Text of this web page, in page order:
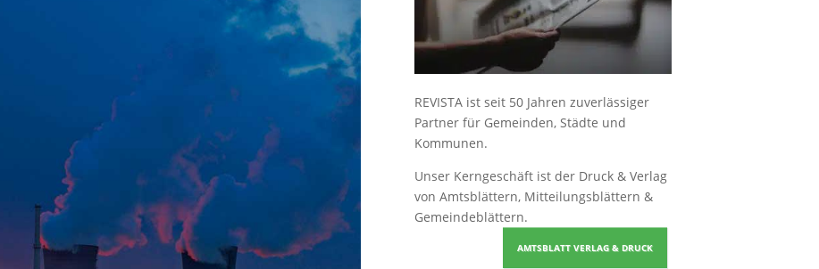
REVISTA ist seit 50 Jahren zuverlässiger
Partner für Gemeinden, Städte und
Kommunen.
Unser Kerngeschäft ist der Druck & Verlag
von Amtsblättern, Mitteilungsblättern &
Gemeindeblättern.
AMTSBLATT VERLAG & DRUCK